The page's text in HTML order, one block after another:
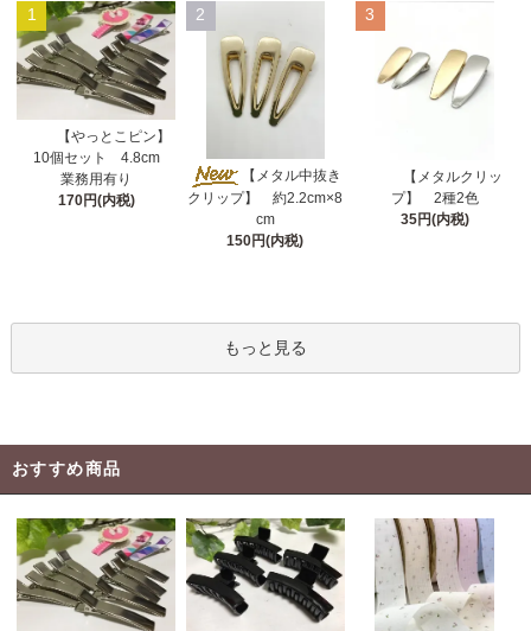
1
【やっとこピン】
10個セット 4.8cm
業務用有り
170円(内税)
2
【メタル中抜き
クリップ】 約2.2cm×8
cm
150円(内税)
3
【メタルクリッ
プ】 2種2色
35円(内税)
もっと見る
おすすめ商品